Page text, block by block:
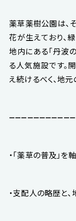
薬草薬樹公園は、
花が生えており、
地内にある「丹波
る人気施設です。
え続けるべく、地
・「薬草の普及」
・支配人の略歴と